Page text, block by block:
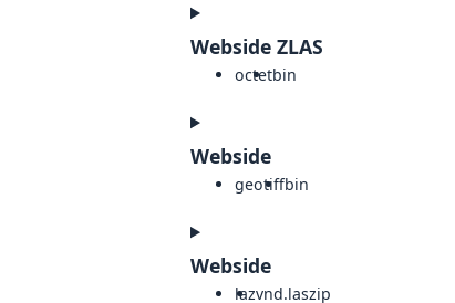
Webside ZLAS
octetbin
Webside
geotiffbin
Webside
lazvnd.laszip